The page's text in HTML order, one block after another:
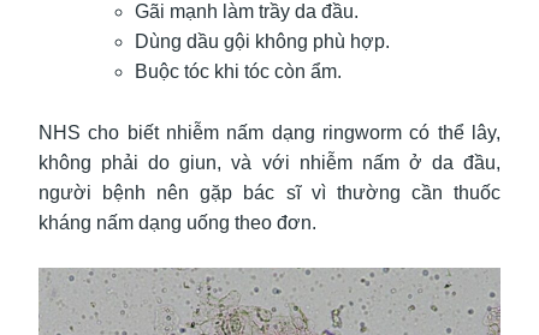
Gãi mạnh làm trầy da đầu.
Dùng dầu gội không phù hợp.
Buộc tóc khi tóc còn ẩm.
NHS cho biết nhiễm nấm dạng ringworm có thể lây,
không phải do giun, và với nhiễm nấm ở da đầu,
người bệnh nên gặp bác sĩ vì thường cần thuốc
kháng nấm dạng uống theo đơn.